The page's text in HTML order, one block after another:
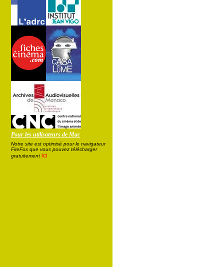
Pour les utilisateurs de Mac
Notre site est optimisé pour le navigateur
FireFox que vous pouvez télécharger
gratuitement ici